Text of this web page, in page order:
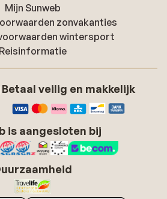
Mijn Sunweb
zonvakanties
wintersport
Reisinformatie
Betaal veilig en makkelijk
is aangesloten bij